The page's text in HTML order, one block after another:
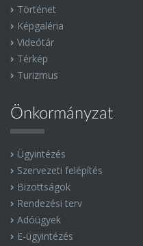
Történet
Képgaléria
Videótár
Térkép
Turizmus
Önkormányzat
Ügyintézés
Szervezeti felépítés
Bizottságok
Rendezési terv
Adóügyek
E-ügyintézés